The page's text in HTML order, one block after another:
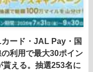
ード・JAL Pay・国
の利用で最大30ポイン
貰える。抽選253名に